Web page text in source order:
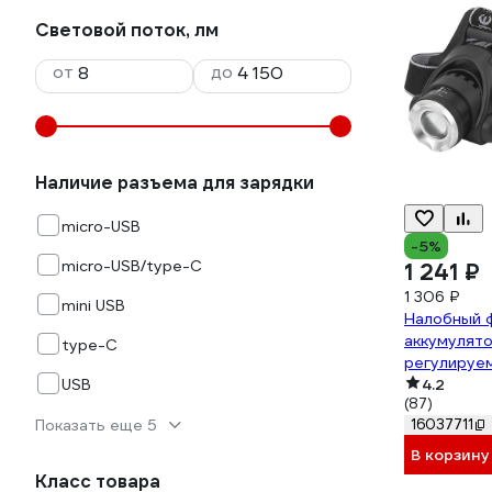
Световой поток, лм
от
до
Наличие разъема для зарядки
micro-USB
micro-USB/type-C
mini USB
type-C
USB
Показать еще 5
Класс товара
-5%
1 241 ₽
1 306 ₽
Налобный
CREE
4.2
(87)
16037711
В корзину